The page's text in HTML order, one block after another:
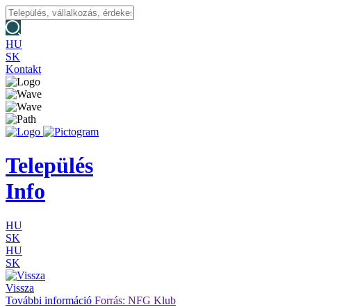
HU
SK
Kontakt
Település
Info
HU
SK
HU
SK
Vissza
További információ Forrás: NFG Klub